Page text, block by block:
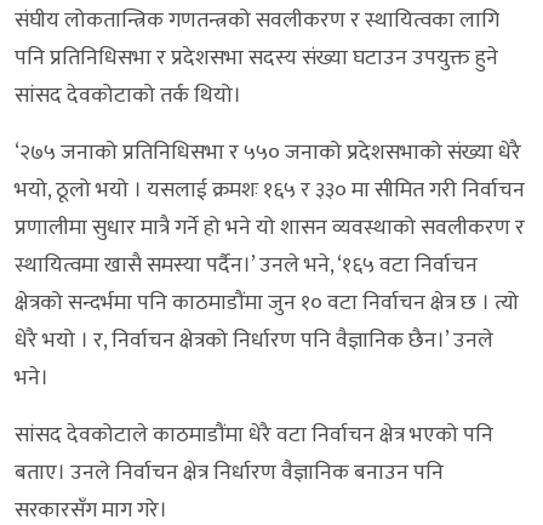
संघीय लोकतान्त्रिक गणतन्त्रको सवलीकरण र स्थायित्वका लागि
पनि प्रतिनिधिसभा र प्रदेशसभा सदस्य संख्या घटाउन उपयुक्त हुने
सांसद देवकोटाको तर्क थियो।
‘२७५ जनाको प्रतिनिधिसभा र ५५० जनाको प्रदेशसभाको संख्या धेरै
भयो, ठूलो भयो । यसलाई क्रमशः १६५ र ३३० मा सीमित गरी निर्वाचन
प्रणालीमा सुधार मात्रै गर्ने हो भने यो शासन व्यवस्थाको सवलीकरण र
स्थायित्वमा खासै समस्या पर्दैन।’ उनले भने, ‘१६५ वटा निर्वाचन
क्षेत्रको सन्दर्भमा पनि काठमाडौंमा जुन १० वटा निर्वाचन क्षेत्र छ । त्यो
धेरै भयो । र, निर्वाचन क्षेत्रको निर्धारण पनि वैज्ञानिक छैन।’ उनले
भने।
सांसद देवकोटाले काठमाडौंमा धेरै वटा निर्वाचन क्षेत्र भएको पनि
बताए। उनले निर्वाचन क्षेत्र निर्धारण वैज्ञानिक बनाउन पनि
सरकारसँग माग गरे।